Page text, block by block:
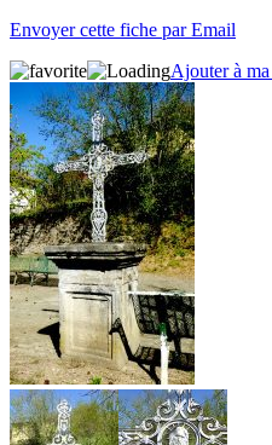
Envoyer cette fiche par Email
Ajouter à